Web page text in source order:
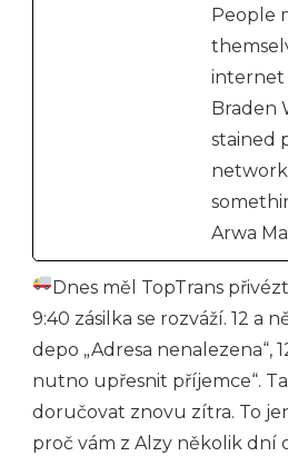
People
internet
Braden
stained
Arwa
Dnes měl TopTrans
9:40 zásilka se rozváží. 12 a
depo „Adresa nenalezena“,
nutno upřesnit příjemce“.
doručovat znovu zítra. To
proč vám z Alzy několik dní